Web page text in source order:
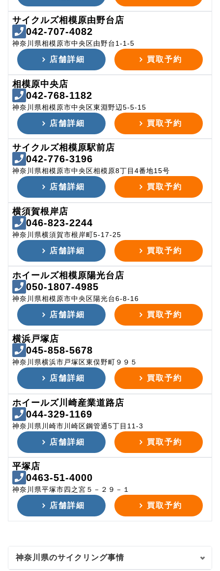
サイクルズ相模原由野台店
042-707-4082
神奈川県相模原市中央区由野台1-1-5
店舗詳細 買取予約
相模原中央店
042-768-1182
神奈川県相模原市中央区東淵野辺5-5-15
店舗詳細 買取予約
サイクルズ相模原駅前店
042-776-3196
神奈川県相模原市中央区相模原8丁目4番地15号
店舗詳細 買取予約
横須賀根岸店
046-823-2244
神奈川県横須賀市根岸町5-17-25
店舗詳細 買取予約
ホイールズ相模原陽光台店
050-1807-4985
神奈川県相模原市中央区陽光台6-8-16
店舗詳細 買取予約
横浜戸塚店
045-858-5678
神奈川県横浜市戸塚区東俣野町９９５
店舗詳細 買取予約
ホイールズ川崎産業道路店
044-329-1169
神奈川県川崎市川崎区鋼管通5丁目11-3
店舗詳細 買取予約
平塚店
0463-51-4000
神奈川県平塚市四之宮５－２９－１
店舗詳細 買取予約
神奈川県のサイクリング事情